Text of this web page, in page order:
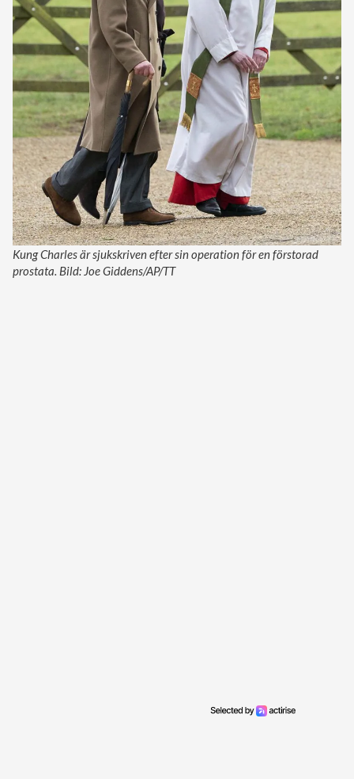
Kung Charles är sjukskriven efter sin operation för en förstorad
prostata. Bild: Joe Giddens/AP/TT